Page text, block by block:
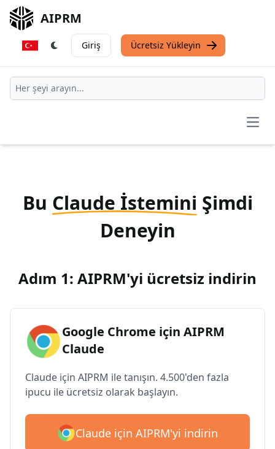
AIPRM
Giriş Ücretsiz Yükleyin
Bu Claude İstemini Şimdi
Deneyin
Adım 1: AIPRM'yi ücretsiz indirin
Google Chrome için AIPRM
Claude
Claude için AIPRM ile tanışın. 4.500'den fazla
ipucu ile ücretsiz olarak başlayın.
Claude için AIPRM'yi indirin